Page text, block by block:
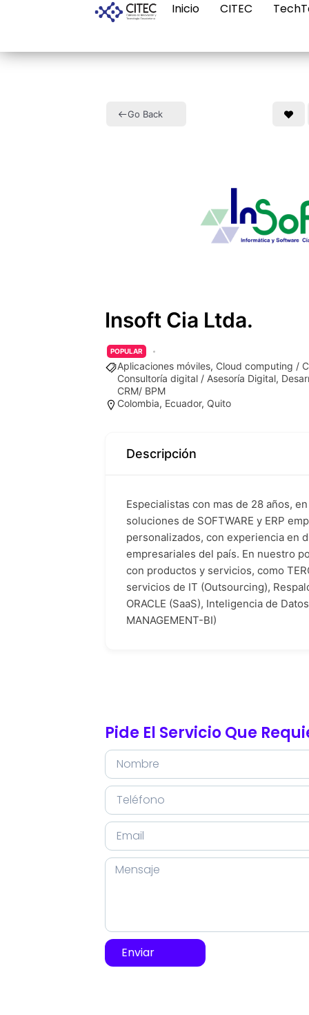
Inicio CITEC
Go Back
Insoft Cia Ltda.
POPULAR
Aplicaciones móviles, Cloud computing /
Consultoría digital / Asesoría Digital,
CRM/ BPM
Colombia, Ecuador, Quito
Descripción
Especialistas con mas de 28 años,
soluciones de SOFTWARE y ERP
personalizados, con experiencia en
empresariales del país. En nuestro
con productos y servicios, como
servicios de IT (Outsourcing),
ORACLE (SaaS), Inteligencia de
MANAGEMENT-BI)
Pide El Servicio Que
Enviar